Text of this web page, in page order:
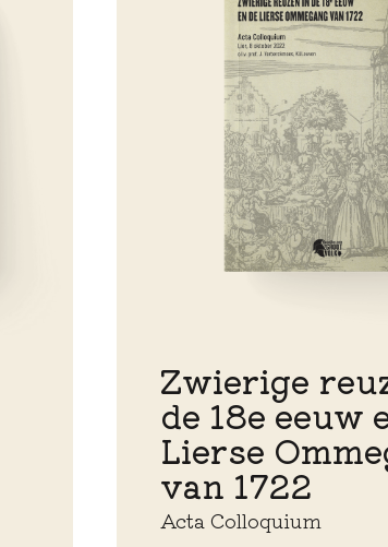
Zwierige
de 18e eeuw
Lierse
van 1722
Acta Colloquium